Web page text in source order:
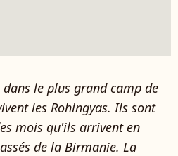
dans le plus grand camp de
les Rohingyas. Ils sont
mois qu'ils arrivent en
de la Birmanie. La